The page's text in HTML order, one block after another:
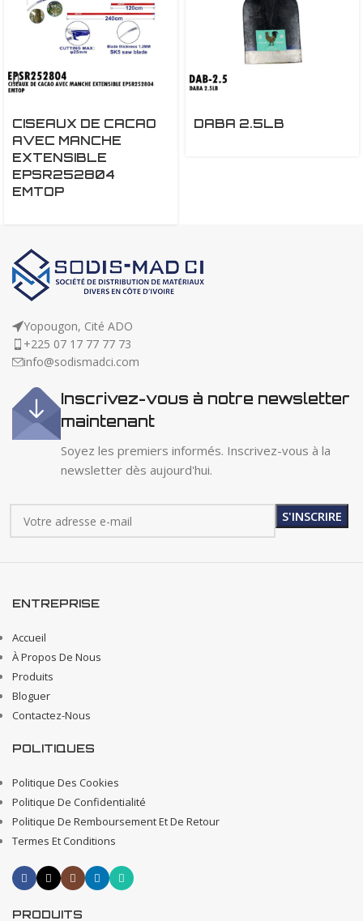
CISEAUX DE CACAO
AVEC MANCHE
EXTENSIBLE
EPSR252804
EMTOP
DABA 2.5LB
Yopougon, Cité ADO
+225 07 17 77 77 73
info@sodismadci.com
Inscrivez-vous à notre newsletter
maintenant
Soyez les premiers informés. Inscrivez-vous à la
newsletter dès aujourd'hui.
ENTREPRISE
Accueil
À Propos De Nous
Produits
Bloguer
Contactez-Nous
POLITIQUES
Politique Des Cookies
Politique De Confidentialité
Politique De Remboursement Et De Retour
Termes Et Conditions
PRODUITS